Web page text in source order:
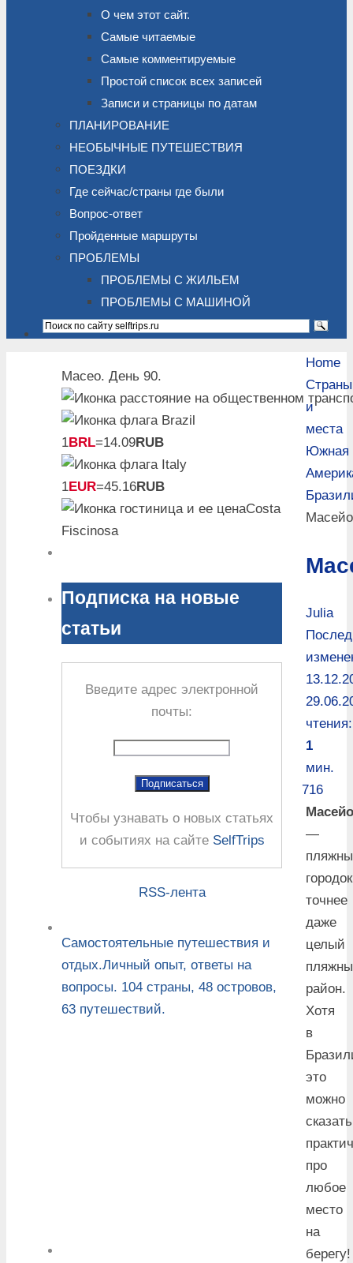
О чем этот сайт.
Самые читаемые
Самые комментируемые
Простой список всех записей
Записи и страницы по датам
ПЛАНИРОВАНИЕ
НЕОБЫЧНЫЕ ПУТЕШЕСТВИЯ
ПОЕЗДКИ
Где сейчас/страны где были
Вопрос-ответ
Пройденные маршруты
ПРОБЛЕМЫ
ПРОБЛЕМЫ С ЖИЛЬЕМ
ПРОБЛЕМЫ С МАШИНОЙ
Home
Страны
и
места
Южная
Масейо
Julia
чтения:
1
мин.
716
Масейо
—
точнее
даже
целый
район.
Хотя
в
это
можно
сказать
про
любое
место
на
берегу!
Масео. День 90.
1BRL=14.09RUB
1EUR=45.16RUB
Costa
Fiscinosa
Подписка на новые
статьи
Введите адрес электронной
почты:
Чтобы узнавать о новых статьях
и событиях на сайте SelfTrips
RSS-лента
Самостоятельные путешествия и
отдых.Личный опыт, ответы на
вопросы. 104 страны, 48 островов,
63 путешествий.